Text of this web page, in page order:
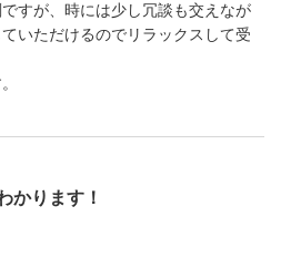
すが、時には少し冗談も交えなが
いただけるのでリラックスして受
かります！